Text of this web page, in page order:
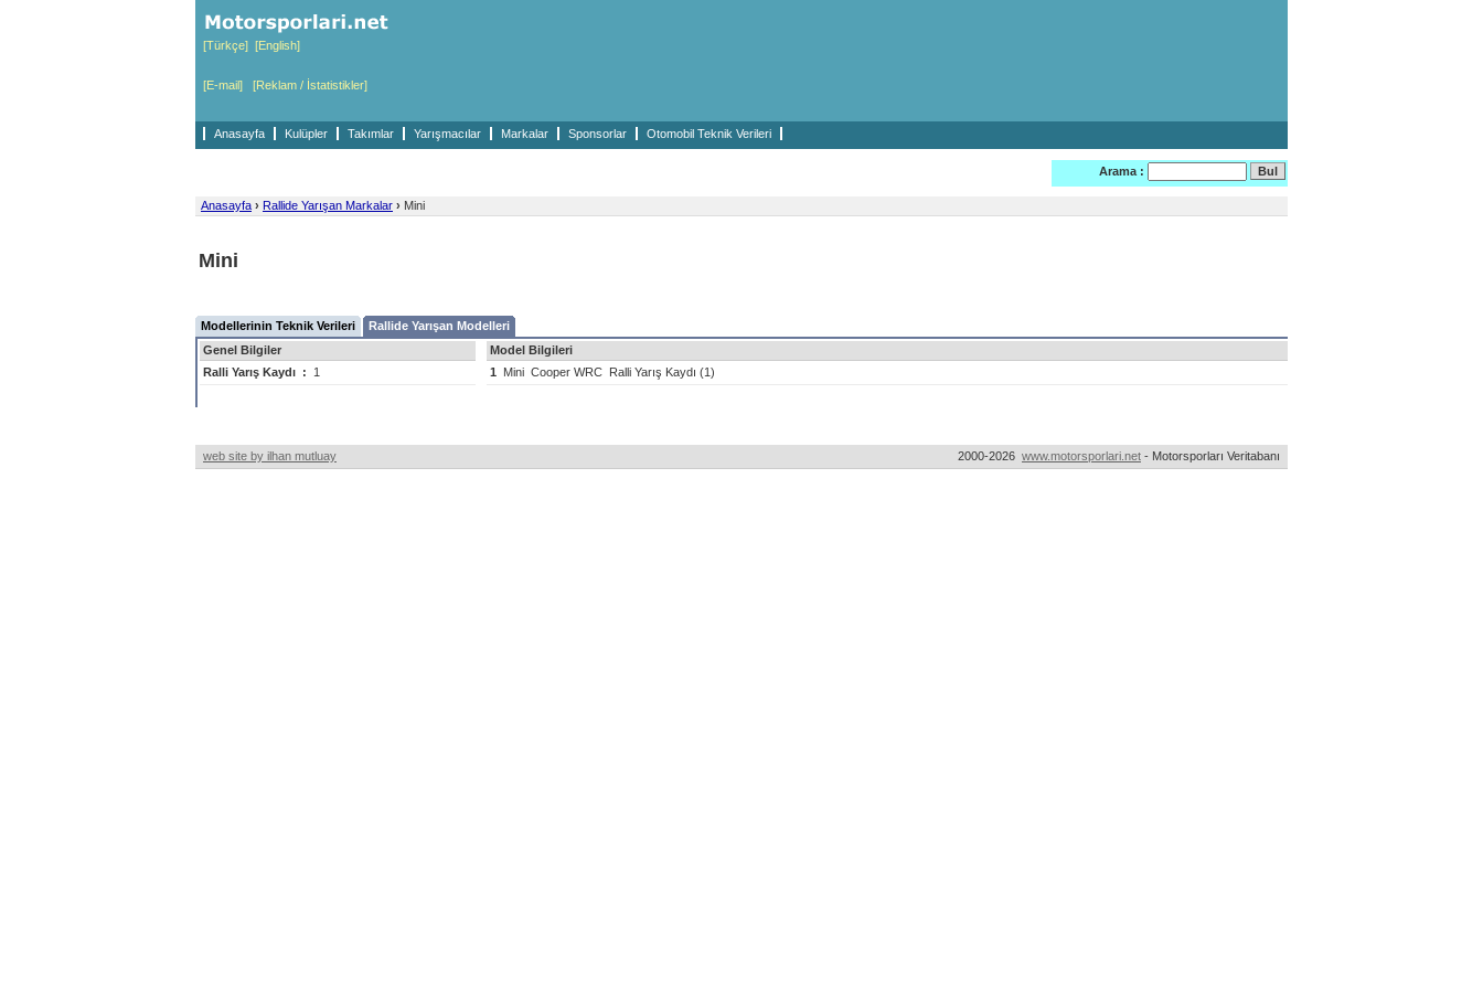
[Türkçe] [English]
[E-mail] [Reklam / İstatistikler]
Anasayfa Kulüpler Takımlar Yarışmacılar Markalar Sponsorlar Otomobil Teknik Verileri
Arama :
Anasayfa › Rallide Yarışan Markalar › Mini
Mini
Modellerinin Teknik Verileri
Rallide Yarışan Modelleri
Genel Bilgiler
Ralli Yarış Kaydı : 1
Model Bilgileri
1
Mini Cooper WRC Ralli Yarış Kaydı (1)
web site by ilhan mutluay 2000-2026 www.motorsporlari.net - Motorsporları Veritabanı